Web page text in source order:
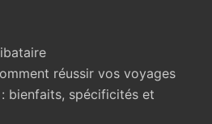
réussir vos voyages
bienfaits, spécificités et